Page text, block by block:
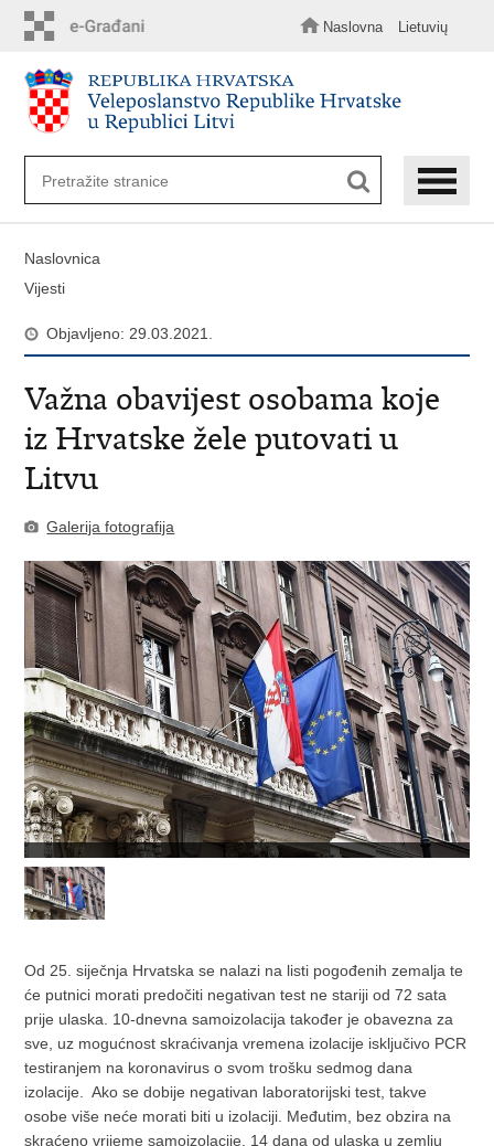
sadržaj
Naslovna Lietuvių
Naslovnica
Vijesti
Objavljeno: 29.03.2021.
Važna obavijest osobama koje
iz Hrvatske žele putovati u
Litvu
Galerija fotografija
Od 25. siječnja Hrvatska se nalazi na listi pogođenih zemalja te
će putnici morati predočiti negativan test ne stariji od 72 sata
prije ulaska. 10-dnevna samoizolacija također je obavezna za
sve, uz mogućnost skraćivanja vremena izolacije isključivo PCR
testiranjem na koronavirus o svom trošku sedmog dana
izolacije. Ako se dobije negativan laboratorijski test, takve
osobe više neće morati biti u izolaciji. Međutim, bez obzira na
skraćeno vrijeme samoizolacije, 14 dana od ulaska u zemlju